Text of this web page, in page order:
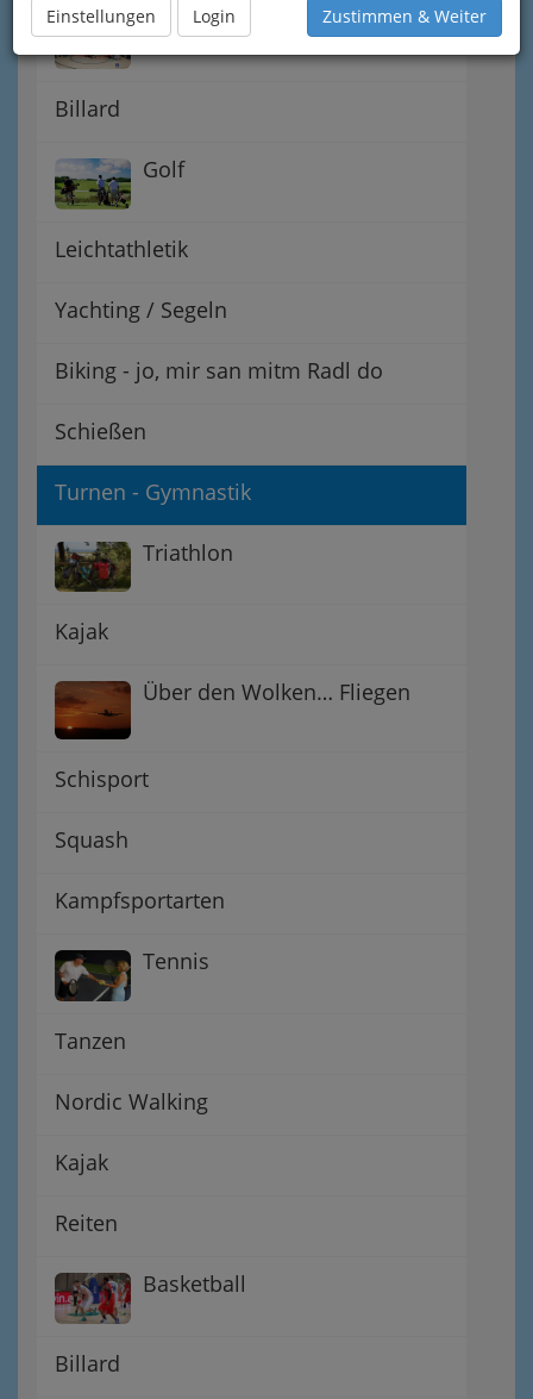
Einstellungen Login Zustimmen & Weiter
Basketball
Billard
Golf
Leichtathletik
Yachting / Segeln
Biking - jo, mir san mitm Radl do
Schießen
Turnen - Gymnastik
Triathlon
Kajak
Über den Wolken… Fliegen
Schisport
Squash
Kampfsportarten
Tennis
Tanzen
Nordic Walking
Kajak
Reiten
Basketball
Billard